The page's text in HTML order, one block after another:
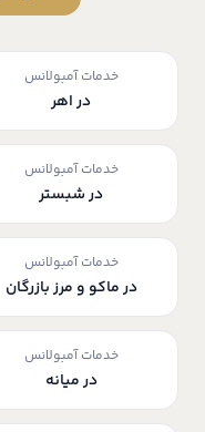
خدمات آمبولانس
در اهر
خدمات آمبولانس
در شبستر
خدمات آمبولانس
در ماکو و مرز بازرگان
خدمات آمبولانس
در میانه